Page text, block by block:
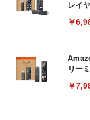
レイ
￥
リー
￥